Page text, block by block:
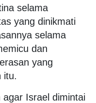
selama
yang dinikmati
selama
dan
yang
itu.
Israel dimintai